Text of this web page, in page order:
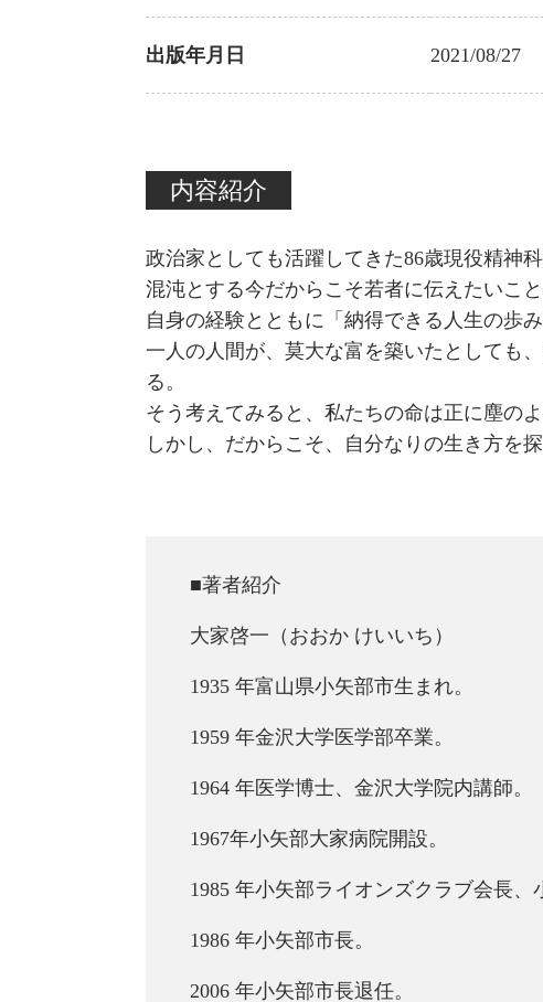
出版年月日 2021/08/27
内容紹介
政治家としても活躍してきた86歳現役精神科
混沌とする今だからこそ若者に伝えたいこ
自身の経験とともに「納得できる人生の歩み
一人の人間が、莫大な富を築いたとしても
る。
そう考えてみると、私たちの命は正に塵のよ
しかし、だからこそ、自分なりの生き方を
■著者紹介
大家啓一（おおか けいいち）
1935 年富山県小矢部市生まれ。
1959 年金沢大学医学部卒業。
1964 年医学博士、金沢大学院内講師。
1967年小矢部大家病院開設。
1985 年小矢部ライオンズクラブ会長
1986 年小矢部市長。
2006 年小矢部市長退任。